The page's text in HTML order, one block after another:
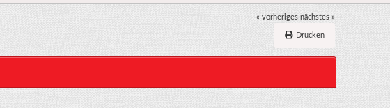
« vorheriges nächstes »
Drucken